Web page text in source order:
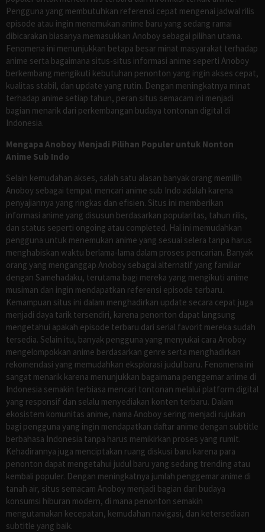
Pengguna yang membutuhkan referensi cepat mengenai jadwal rilis
episode atau ingin menemukan anime baru yang sedang ramai
dibicarakan biasanya memasukkan Anoboy sebagai pilihan utama.
Fenomena ini menunjukkan betapa besar minat masyarakat terhadap
anime serta bagaimana situs-situs informasi anime seperti Anoboy
berkembang mengikuti kebutuhan penonton yang ingin akses cepat,
kualitas stabil, dan update yang rutin. Dengan meningkatnya minat
terhadap anime setiap tahun, peran situs semacam ini menjadi
bagian menarik dari perkembangan budaya tontonan digital di
Indonesia.
Mengapa Anoboy Menjadi Pilihan Populer untuk Nonton
Anime Sub Indo
Selain kemudahan akses, salah satu alasan banyak orang memilih
Anoboy sebagai tempat mencari anime sub Indo adalah karena
penyajiannya yang ringkas dan efisien. Situs ini memberikan
informasi anime yang disusun berdasarkan popularitas, tahun rilis,
dan status seperti ongoing atau completed. Hal ini memudahkan
pengguna untuk menemukan anime yang sesuai selera tanpa harus
menghabiskan waktu berlama-lama dalam proses pencarian. Banyak
orang yang menganggap Anoboy sebagai alternatif yang familiar
dengan Samehadaku, terutama bagi mereka yang mengikuti anime
musiman dan ingin mendapatkan referensi episode terbaru.
Kemampuan situs ini dalam menghadirkan update secara cepat juga
menjadi daya tarik tersendiri, karena penonton dapat langsung
mengetahui apakah episode terbaru dari serial favorit mereka sudah
tersedia. Selain itu, banyak pengguna yang menyukai cara Anoboy
mengelompokkan anime berdasarkan genre serta menghadirkan
rekomendasi yang memudahkan eksplorasi judul baru. Fenomena ini
sangat menarik karena menunjukkan bagaimana penggemar anime di
Indonesia semakin terbiasa mencari tontonan melalui platform digital
yang responsif dan selalu menyediakan konten terbaru. Dalam
ekosistem komunitas anime, nama Anoboy sering menjadi rujukan
bagi pengguna yang ingin mendapatkan daftar anime dengan subtitle
berbahasa Indonesia tanpa harus memikirkan proses yang rumit.
Kehadirannya juga menciptakan ruang diskusi baru karena para
penonton dapat mengetahui judul baru yang sedang trending atau
kembali populer. Dengan meningkatnya jumlah penggemar anime di
tanah air, situs semacam Anoboy menjadi bagian dari budaya
konsumsi hiburan modern, di mana penonton semakin
mengutamakan kecepatan, kemudahan navigasi, dan ketersediaan
subtitle yang baik.